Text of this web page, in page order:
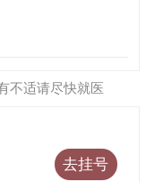
不适请尽快就医
去挂号